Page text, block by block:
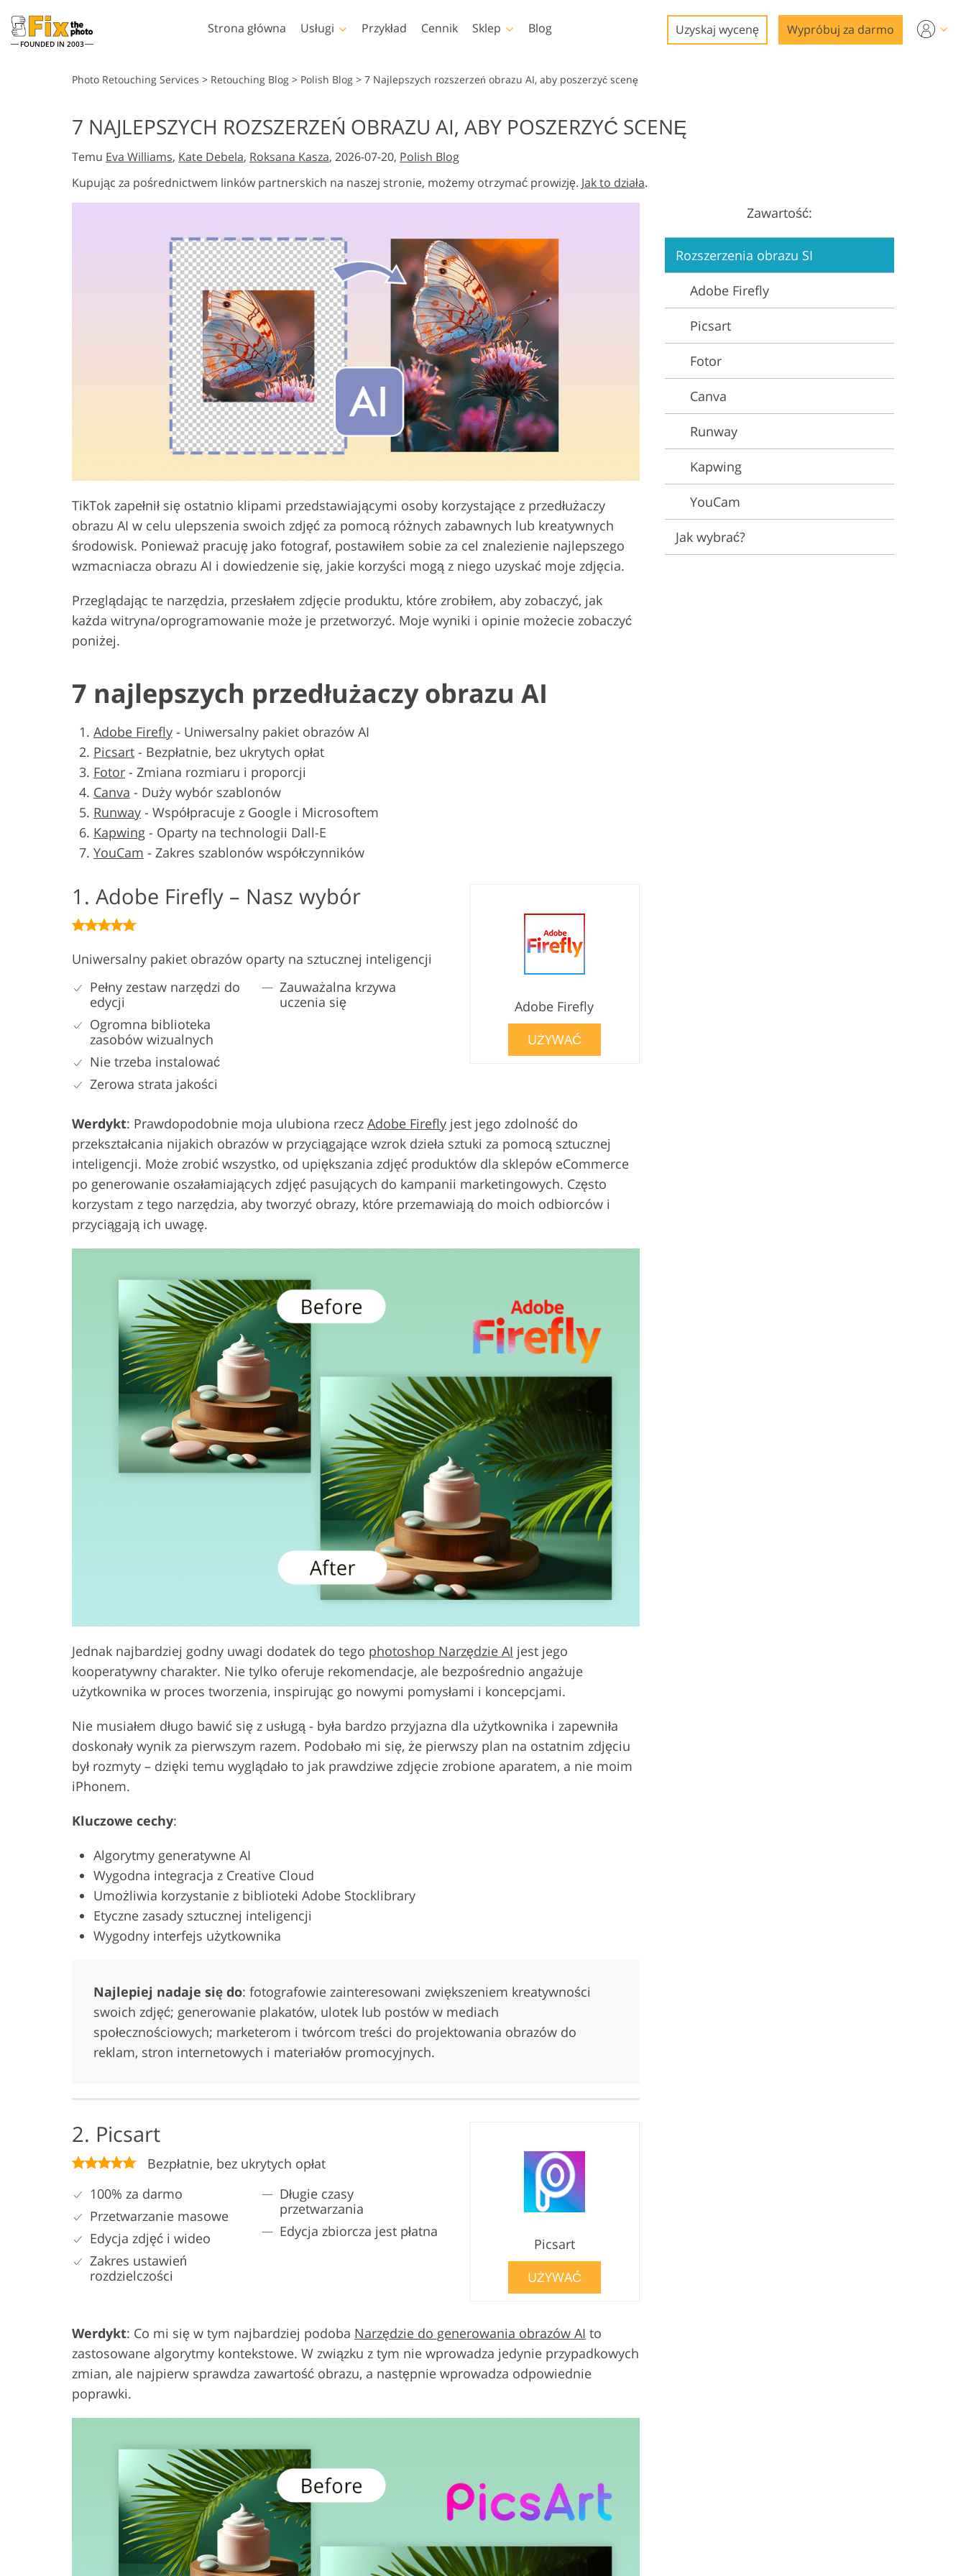
FOUNDED IN 2003
Strona główna Usługi
Usługi retuszu w głowę
Retusz zdjęć dla dzieci
Usługi edycji zdjęć
Usługi edycji zdjęć
ślubnych
generowane przez
sztuczną inteligencję
Usługi manipulacji
obrazem
Foto Przywracanie Usługi
Usługi retuszu produktów Usługi retuszu biżuterii Dane Treningowe AI
Przykład Cennik Sklep
Lightroom
Ustawienia Lightroom
Całe kolekcje ustawień
wstępnych LR
Kolekcja mobilna
Photoshop
Akcje Photoshopa
Pędzle Photoshop
Nakładki Photoshopa
Tekstury Photoshopa
Templates
Szablony
Szablony marketingowe
Kartki walentynkowe
Zaproszenia ślubne
Video
Profesjonalny LUTs
Nakładki wideo
Blog Uzyskaj wycenę Wypróbuj za darmo
Photo Retouching Services > Retouching Blog > Polish Blog > 7 Najlepszych rozszerzeń obrazu AI, aby poszerzyć scenę
7 NAJLEPSZYCH ROZSZERZEŃ OBRAZU AI, ABY POSZERZYĆ SCENĘ
Temu Eva Williams, Kate Debela, Roksana Kasza, 2026-07-20, Polish Blog
Kupując za pośrednictwem linków partnerskich na naszej stronie, możemy otrzymać prowizję. Jak to działa.
TikTok zapełnił się ostatnio klipami przedstawiającymi osoby korzystające z przedłużaczy
obrazu AI w celu ulepszenia swoich zdjęć za pomocą różnych zabawnych lub kreatywnych
środowisk. Ponieważ pracuję jako fotograf, postawiłem sobie za cel znalezienie najlepszego
wzmacniacza obrazu AI i dowiedzenie się, jakie korzyści mogą z niego uzyskać moje zdjęcia.
Przeglądając te narzędzia, przesłałem zdjęcie produktu, które zrobiłem, aby zobaczyć, jak
każda witryna/oprogramowanie może je przetworzyć. Moje wyniki i opinie możecie zobaczyć
poniżej.
7 najlepszych przedłużaczy obrazu AI
Adobe Firefly - Uniwersalny pakiet obrazów AI
Picsart - Bezpłatnie, bez ukrytych opłat
Fotor - Zmiana rozmiaru i proporcji
Canva - Duży wybór szablonów
Runway - Współpracuje z Google i Microsoftem
Kapwing - Oparty na technologii Dall-E
YouCam - Zakres szablonów współczynników
1. Adobe Firefly – Nasz wybór
Uniwersalny pakiet obrazów oparty na sztucznej inteligencji
Pełny zestaw narzędzi do
edycji
Ogromna biblioteka
zasobów wizualnych
Nie trzeba instalować
Zerowa strata jakości
Zauważalna krzywa
uczenia się
Adobe Firefly
UŻYWAĆ
Werdykt: Prawdopodobnie moja ulubiona rzecz Adobe Firefly jest jego zdolność do
przekształcania nijakich obrazów w przyciągające wzrok dzieła sztuki za pomocą sztucznej
inteligencji. Może zrobić wszystko, od upiększania zdjęć produktów dla sklepów eCommerce
po generowanie oszałamiających zdjęć pasujących do kampanii marketingowych. Często
korzystam z tego narzędzia, aby tworzyć obrazy, które przemawiają do moich odbiorców i
przyciągają ich uwagę.
Jednak najbardziej godny uwagi dodatek do tego photoshop Narzędzie AI jest jego
kooperatywny charakter. Nie tylko oferuje rekomendacje, ale bezpośrednio angażuje
użytkownika w proces tworzenia, inspirując go nowymi pomysłami i koncepcjami.
Nie musiałem długo bawić się z usługą - była bardzo przyjazna dla użytkownika i zapewniła
doskonały wynik za pierwszym razem. Podobało mi się, że pierwszy plan na ostatnim zdjęciu
był rozmyty – dzięki temu wyglądało to jak prawdziwe zdjęcie zrobione aparatem, a nie moim
iPhonem.
Kluczowe cechy:
Algorytmy generatywne AI
Wygodna integracja z Creative Cloud
Umożliwia korzystanie z biblioteki Adobe Stocklibrary
Etyczne zasady sztucznej inteligencji
Wygodny interfejs użytkownika
Najlepiej nadaje się do: fotografowie zainteresowani zwiększeniem kreatywności
swoich zdjęć; generowanie plakatów, ulotek lub postów w mediach
społecznościowych; marketerom i twórcom treści do projektowania obrazów do
reklam, stron internetowych i materiałów promocyjnych.
2. Picsart
Bezpłatnie, bez ukrytych opłat
100% za darmo
Przetwarzanie masowe
Edycja zdjęć i wideo
Zakres ustawień
rozdzielczości
Długie czasy
przetwarzania
Edycja zbiorcza jest płatna
Picsart
UŻYWAĆ
Werdykt: Co mi się w tym najbardziej podoba Narzędzie do generowania obrazów AI to
zastosowane algorytmy kontekstowe. W związku z tym nie wprowadza jedynie przypadkowych
zmian, ale najpierw sprawdza zawartość obrazu, a następnie wprowadza odpowiednie
poprawki.
Zawartość:
Rozszerzenia obrazu SI
Adobe Firefly
Picsart
Fotor
Canva
Runway
Kapwing
YouCam
Jak wybrać?